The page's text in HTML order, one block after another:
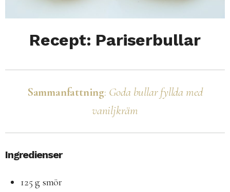
Recept: Pariserbullar
Sammanfattning: Goda bullar fyllda med
vaniljkräm
Ingredienser
125 g smör